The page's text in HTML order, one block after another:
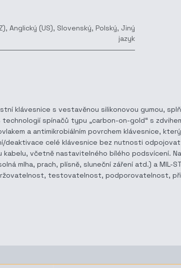
, Anglický (US), Slovenský, Polský, Jiný
jazyk
klávesnice s vestavěnou silikonovou gumou,
spínačů typu „carbon-on-gold“ s
a antimikrobiálním povrchem klávesnice,
deaktivace celé klávesnice bez nutnosti
včetně nastavitelného bílého podsvícení.
mlha, prach, plísně, sluneční záření atd.) a MIL-
testovatelnost, podporovatelnost,